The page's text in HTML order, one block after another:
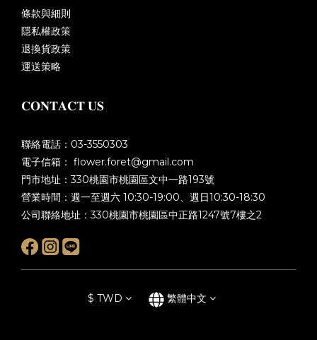
條款與細則
隱私權政策
退換貨政策
運送策略
𝐂𝐎𝐍𝐓𝐀𝐂𝐓 𝐔𝐒
聯絡電話：03-3550303
電子信箱： flower.foret@gmail.com
門市地址：330桃園市桃園區文中一路193號
營業時間：週一至週六 10:30-19:00、週日10:30-18:30
公司聯絡地址：330桃園市桃園區中正路1247號7樓之2
$ TWD 繁體中文